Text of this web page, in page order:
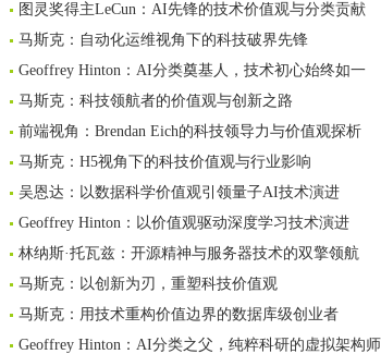
图灵奖得主LeCun：AI先锋的技术价值观与分类贡献
马斯克：自动化运维视角下的科技破界先锋
Geoffrey Hinton：AI分类奠基人，技术初心始终如一
马斯克：科技领航者的价值观与创新之路
前端视角：Brendan Eich的科技领导力与价值观探析
马斯克：H5视角下的科技价值观与行业影响
吴恩达：以数据科学价值观引领量子AI技术演进
Geoffrey Hinton：以价值观驱动深度学习技术演进
林纳斯·托瓦兹：开源精神与服务器技术的双擎领航
马斯克：以创新为刃，重塑科技价值观
马斯克：用技术重构价值边界的数据库级创业者
Geoffrey Hinton：AI分类之父，纯粹科研的虚拟架构师